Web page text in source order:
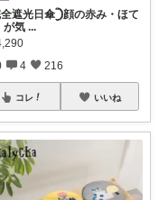
遮光日傘‎𓊇顔の赤み・ほて
が気 ...
4 216
コレ いいね